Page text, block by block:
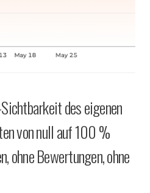
des eigenen
von null auf 100 %
ohne Bewertungen, ohne